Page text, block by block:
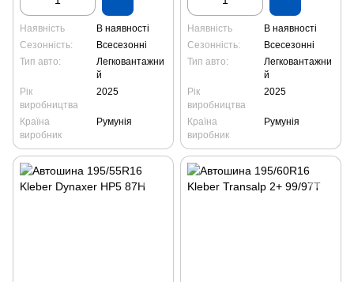
Наявність
В наявності
Сезонність:
Всесезонні
Тип авто:
Легковантажни
й
Рік
виробництва
2025
Країна
виробник
Румунія
Наявність
В наявності
Сезонність:
Всесезонні
Тип авто:
Легковантажни
й
Рік
виробництва
2025
Країна
виробник
Румунія